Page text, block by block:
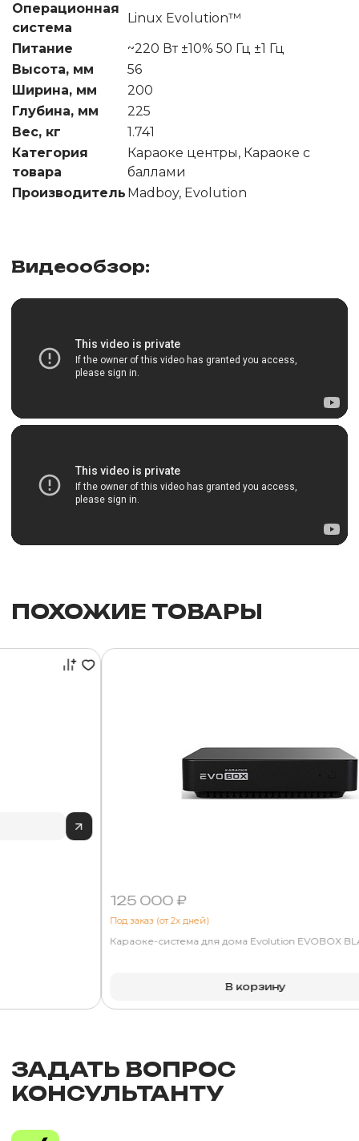
Операционная
система
Linux Evolution™
Питание
~220 Вт ±10% 50 Гц ±1 Гц
Высота, мм
56
Ширина, мм
200
Глубина, мм
225
Вес, кг
1.741
Категория
товара
Караоке центры, Караоке с
баллами
Производитель Madboy, Evolution
Видеообзор:
ПОХОЖИЕ ТОВАРЫ
125 000 ₽
Под заказ (от 2х дней)
Караоке-система для дома Evolution EVOBOX
В корзину
ЗАДАТЬ ВОПРОС
КОНСУЛЬТАНТУ